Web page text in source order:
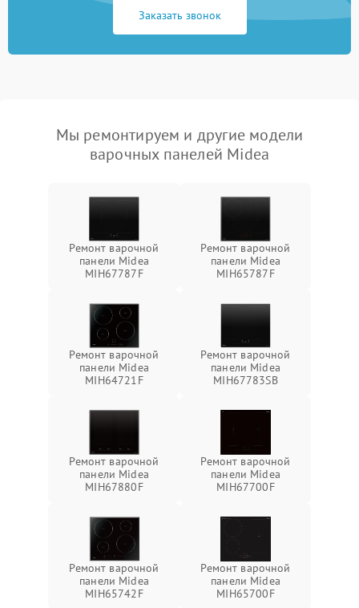
Заказать звонок
Мы ремонтируем и другие модели
варочных панелей Midea
Ремонт варочной
панели Midea
MIH67787F
Ремонт варочной
панели Midea
MIH65787F
Ремонт варочной
панели Midea
MIH64721F
Ремонт варочной
панели Midea
MIH67783SB
Ремонт варочной
панели Midea
MIH67880F
Ремонт варочной
панели Midea
MIH67700F
Ремонт варочной
панели Midea
MIH65742F
Ремонт варочной
панели Midea
MIH65700F